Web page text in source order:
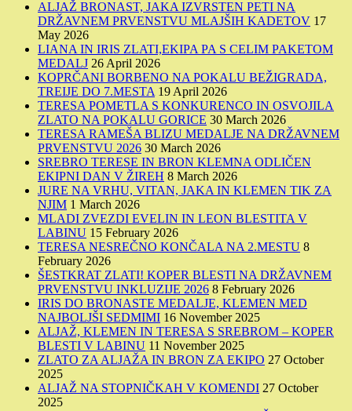
ALJAŽ BRONAST, JAKA IZVRSTEN PETI NA
DRŽAVNEM PRVENSTVU MLAJŠIH KADETOV 17
May 2026
LIANA IN IRIS ZLATI,EKIPA PA S CELIM PAKETOM
MEDALJ 26 April 2026
KOPRČANI BORBENO NA POKALU BEŽIGRADA,
TREIJE DO 7.MESTA 19 April 2026
TERESA POMETLA S KONKURENCO IN OSVOJILA
ZLATO NA POKALU GORICE 30 March 2026
TERESA RAMEŠA BLIZU MEDALJE NA DRŽAVNEM
PRVENSTVU 2026 30 March 2026
SREBRO TERESE IN BRON KLEMNA ODLIČEN
EKIPNI DAN V ŽIREH 8 March 2026
JURE NA VRHU, VITAN, JAKA IN KLEMEN TIK ZA
NJIM 1 March 2026
MLADI ZVEZDI EVELIN IN LEON BLESTITA V
LABINU 15 February 2026
TERESA NESREČNO KONČALA NA 2.MESTU 8
February 2026
ŠESTKRAT ZLATI! KOPER BLESTI NA DRŽAVNEM
PRVENSTVU INKLUZIJE 2026 8 February 2026
IRIS DO BRONASTE MEDALJE, KLEMEN MED
NAJBOLJŠI SEDMIMI 16 November 2025
ALJAŽ, KLEMEN IN TERESA S SREBROM – KOPER
BLESTI V LABINU 11 November 2025
ZLATO ZA ALJAŽA IN BRON ZA EKIPO 27 October
2025
ALJAŽ NA STOPNIČKAH V KOMENDI 27 October
2025